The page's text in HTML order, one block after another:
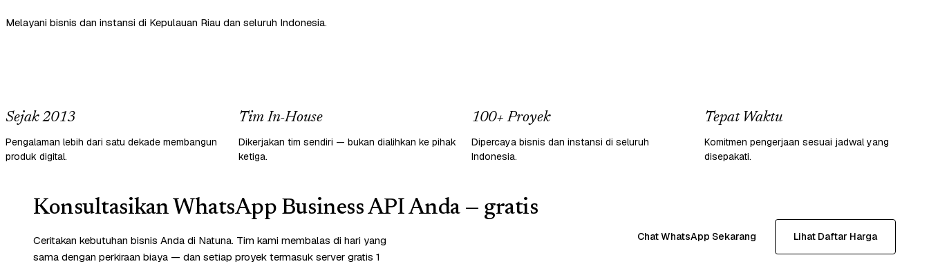
Melayani bisnis dan instansi di Kepulauan Riau dan seluruh Indonesia.
Sejak 2013
Pengalaman lebih dari satu dekade membangun
produk digital.
Tim In-House
Dikerjakan tim sendiri — bukan dialihkan ke pihak
ketiga.
100+ Proyek
Dipercaya bisnis dan instansi di seluruh
Indonesia.
Tepat Waktu
Komitmen pengerjaan sesuai jadwal yang
disepakati.
Konsultasikan WhatsApp Business API Anda — gratis
Ceritakan kebutuhan bisnis Anda di Natuna. Tim kami membalas di hari yang
sama dengan perkiraan biaya — dan setiap proyek termasuk server gratis 1
Chat WhatsApp Sekarang Lihat Daftar Harga